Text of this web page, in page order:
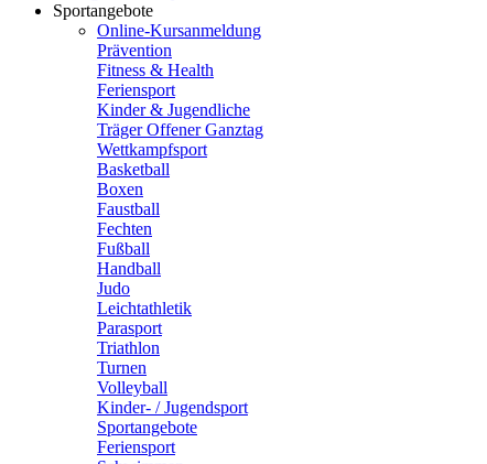
Sportangebote
Online-Kursanmeldung
Prävention
Fitness & Health
Feriensport
Kinder & Jugendliche
Träger Offener Ganztag
Wettkampfsport
Basketball
Boxen
Faustball
Fechten
Fußball
Handball
Judo
Leichtathletik
Parasport
Triathlon
Turnen
Volleyball
Kinder- / Jugendsport
Sportangebote
Feriensport